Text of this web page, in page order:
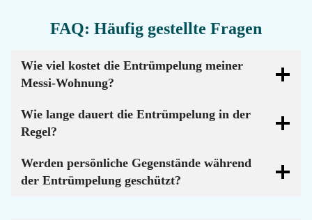
FAQ: Häufig gestellte Fragen
Wie viel kostet die Entrümpelung meiner
Messi-Wohnung?
Wie lange dauert die Entrümpelung in der
Regel?
Werden persönliche Gegenstände während
der Entrümpelung geschützt?